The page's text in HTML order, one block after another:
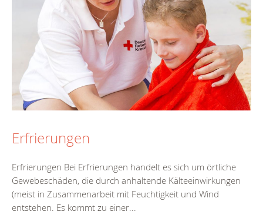
Erfrierungen
Erfrierungen Bei Erfrierungen handelt es sich um örtliche
Gewebeschäden, die durch anhaltende Kälteeinwirkungen
(meist in Zusammenarbeit mit Feuchtigkeit und Wind
entstehen. Es kommt zu einer...